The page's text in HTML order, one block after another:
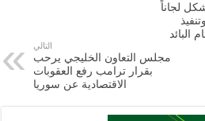
A
p
p
لجاناً
البائد
التالي
مجلس التعاون الخليجي يرحب
بقرار ترامب رفع العقوبات
الاقتصادية عن سوريا